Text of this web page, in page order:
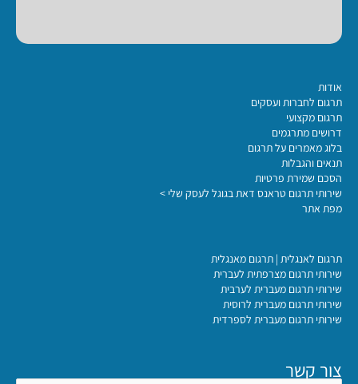
אודות
תרגום לחברות ועסקים
תרגום מקצועי
דרושים מתרגמים
בלוג מאמרים על תרגום
תנאים והגבלות
הסכם שמירת פרטיות
שירותי תרגום טראנס דאת בגוגל לעסק שלי >
מפת אתר
תרגום לאנגלית | תרגום מאנגלית
שירותי תרגום מצרפתית לעברית
שירותי תרגום מעברית לערבית
שירותי תרגום מעברית לרוסית
שירותי תרגום מעברית לספרדית
צור קשר